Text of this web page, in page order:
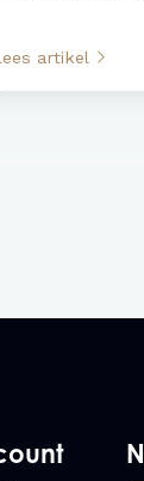
artikel